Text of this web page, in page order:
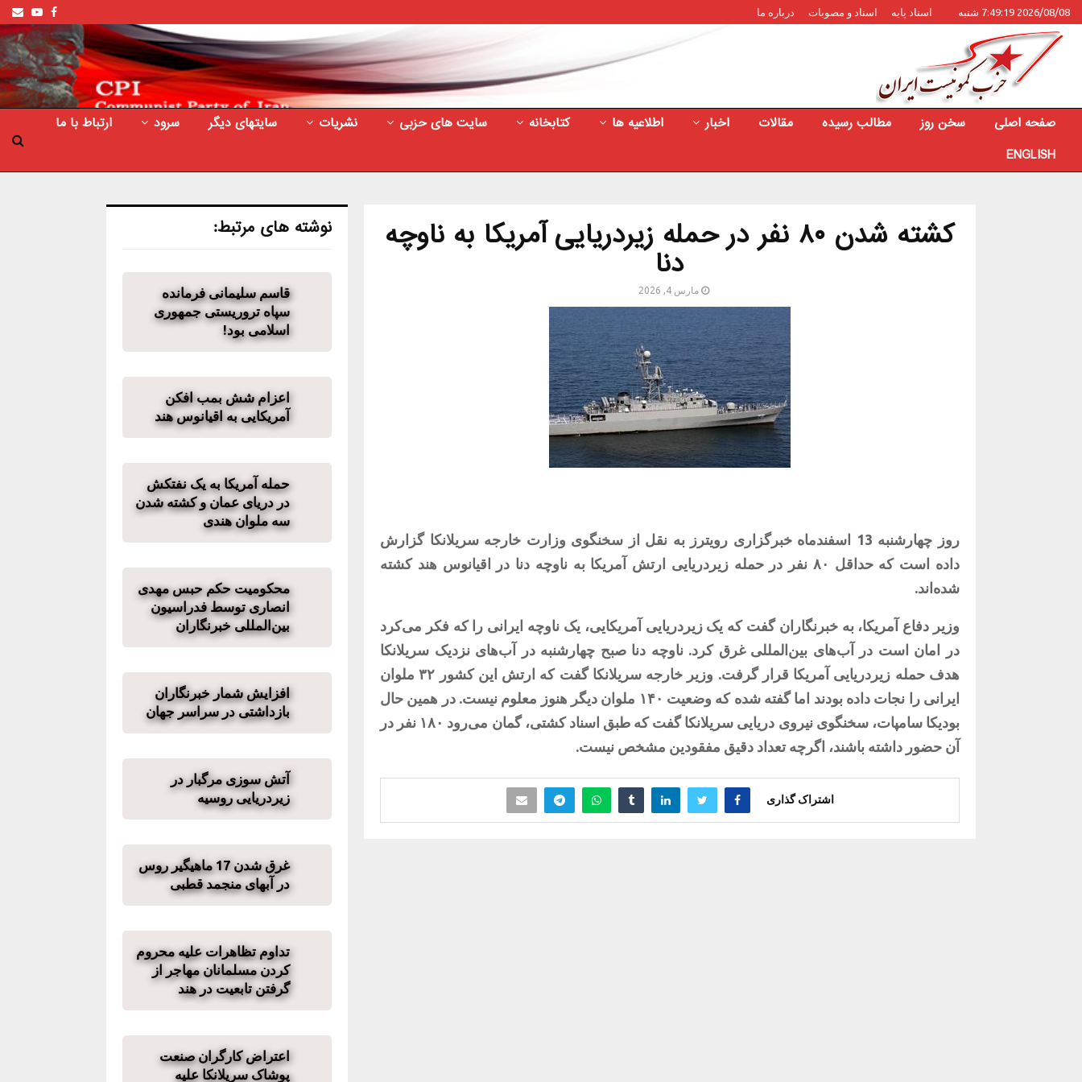
2026/08/08 7:49:19 شنبه اسناد پایه اسناد و مصوبات درباره ما Facebook
صفحه اصلی سخن روز مطالب رسیده مقالات اخبار اطلاعیه ها کتابخانه سایت های حزبی نشریات سایتهای دیگر سرود
ارتباط با ما
ENGLISH
کشته شدن ۸۰ نفر در حمله زیردریایی آمریکا به ناوچه
دنا
مارس 4, 2026
روز چهارشنبه 13 اسفندماه خبرگزاری رویترز به نقل از سخنگوی وزارت خارجه سریلانکا گزارش
داده است که حداقل ۸۰ نفر در حمله زیردریایی ارتش آمریکا به ناوچه دنا در اقیانوس هند کشته
شده‌اند.
وزیر دفاع آمریکا، به خبرنگاران گفت که یک زیردریایی آمریکایی، یک ناوچه ایرانی را که فکر می‌کرد
در امان است در آب‌های بین‌المللی غرق کرد. ناوچه دنا صبح چهارشنبه در آب‌های نزدیک سریلانکا
هدف حمله زیردریایی آمریکا قرار گرفت. وزیر خارجه سریلانکا گفت که ارتش این کشور ۳۲ ملوان
ایرانی را نجات داده بودند اما گفته شده که وضعیت ۱۴۰ ملوان دیگر هنوز معلوم نیست. در همین حال
بودیکا سامپات، سخنگوی نیروی دریایی سریلانکا گفت که طبق اسناد کشتی، گمان می‌رود ۱۸۰ نفر در
آن حضور داشته باشند، اگرچه تعداد دقیق مفقودین مشخص نیست.
اشتراک گذاری
نوشته های مرتبط:
قاسم سلیمانی فرمانده
سپاه تروریستی جمهوری
اسلامی بود!
اعزام شش بمب افکن
آمریکایی به اقیانوس هند
حمله آمریکا به یک نفتکش
در دریای عمان و کشته شدن
سه ملوان هندی
محکومیت حکم حبس مهدی
انصاری توسط فدراسیون
بین‌المللی خبرنگاران
افزایش شمار خبرنگاران
بازداشتی در سراسر جهان
آتش سوزی مرگبار در
زیردریایی روسیه
غرق شدن 17 ماهیگیر روس
در آبهای منجمد قطبی
تداوم تظاهرات علیه محروم
کردن مسلمانان مهاجر از
گرفتن تابعیت در هند
اعتراض کارگران صنعت
پوشاک سریلانکا علیه